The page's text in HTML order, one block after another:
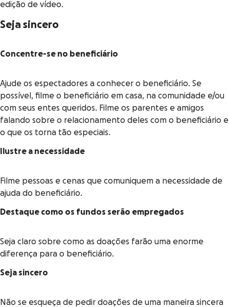
edição de vídeo.
Seja sincero
Concentre-se no beneficiário
Ajude os espectadores a conhecer o beneficiário. Se
possível, filme o beneficiário em casa, na comunidade e/ou
com seus entes queridos. Filme os parentes e amigos
falando sobre o relacionamento deles com o beneficiário e
o que os torna tão especiais.
Ilustre a necessidade
Filme pessoas e cenas que comuniquem a necessidade de
ajuda do beneficiário.
Destaque como os fundos serão empregados
Seja claro sobre como as doações farão uma enorme
diferença para o beneficiário.
Seja sincero
Não se esqueça de pedir doações de uma maneira sincera